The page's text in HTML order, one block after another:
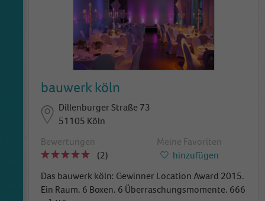
bauwerk köln
Dillenburger Straße 73
51105 Köln
Bewertungen
(2)
Meine Favoriten
hinzufügen
Das bauwerk köln: Gewinner Location Award 2015.
Ein Raum. 6 Boxen. 6 Überraschungsmomente. 666